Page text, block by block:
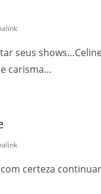
seus
carisma…
certeza